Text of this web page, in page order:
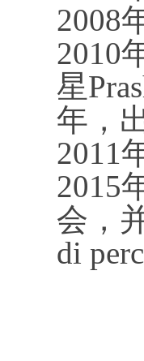
2008
2010
星
年，
2011
2015
会，
di